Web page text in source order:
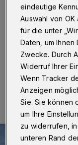
Vorbild anderer
und Bonn zu
und
Familie und
16.08.2022 ,
eindeutige
Auswahl von
für die unter
Daten, um
Zwecke. Durch
Widerruf Ihrer
Wenn Tracker
Anzeigen
Sie. Sie können
um Ihre
zu widerrufen,
unteren Rand